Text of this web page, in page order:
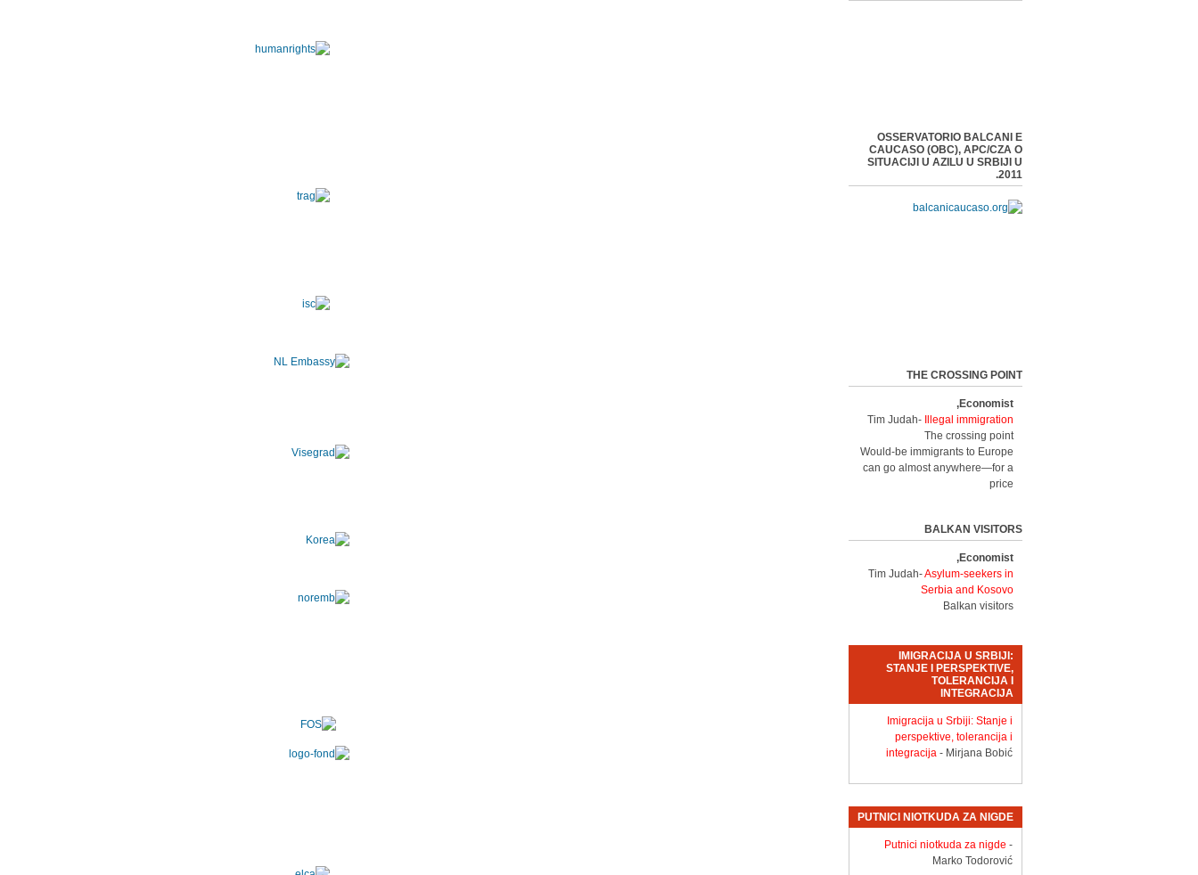
OSSERVATORIO BALCANI E
CAUCASO (OBC), APC/CZA O
SITUACIJI U AZILU U SRBIJI U
2011.
THE CROSSING POINT
Economist,
Tim Judah-
Illegal immigration
The crossing point
Would-be immigrants to Europe
can go almost anywhere—for a
price
BALKAN VISITORS
Economist,
Tim Judah-Asylum-seekers in
Serbia and Kosovo
Balkan visitors
IMIGRACIJA U SRBIJI:
STANJE I PERSPEKTIVE,
TOLERANCIJA I
INTEGRACIJA
Imigracija u Srbiji: Stanje i
perspektive, tolerancija i
integracija - Mirjana Bobić
PUTNICI NIOTKUDA ZA NIGDE
Putnici niotkuda za nigde -
Marko Todorović